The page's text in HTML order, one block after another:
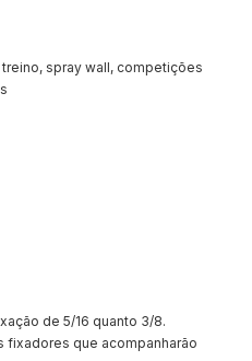
spray wall, competições
de 5/16 quanto 3/8.
que acompanharão